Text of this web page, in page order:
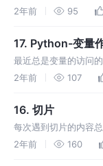
但是也在慢慢积累慢
2年前 95
17. Python-变量
最近总是变量的访问
和局部变量 访问：变
2年前 107
16. 切片
每次遇到切片的内容
故在此整理一下！ 简
2年前 160